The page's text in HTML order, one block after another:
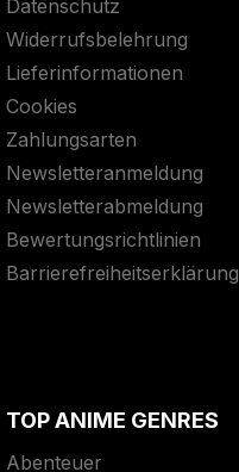
Datenschutz
Widerrufsbelehrung
Lieferinformationen
Cookies
Zahlungsarten
Newsletteranmeldung
Newsletterabmeldung
Bewertungsrichtlinien
Barrierefreiheitserklärung
TOP ANIME GENRES
Abenteuer